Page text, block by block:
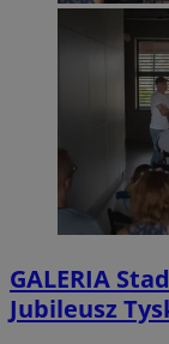
GALERIA
Jubileusz